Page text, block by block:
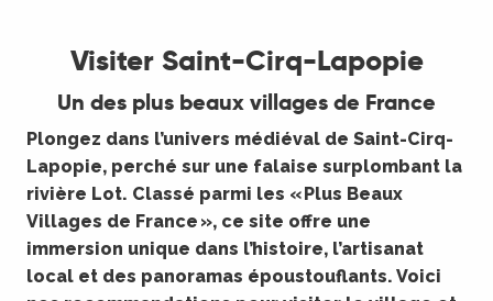
Visiter Saint-Cirq-Lapopie
Un des plus beaux villages de France
Plongez dans l’univers médiéval de Saint-Cirq-
Lapopie, perché sur une falaise surplombant la
rivière Lot. Classé parmi les « Plus Beaux
Villages de France », ce site offre une
immersion unique dans l’histoire, l’artisanat
local et des panoramas époustouflants. Voici